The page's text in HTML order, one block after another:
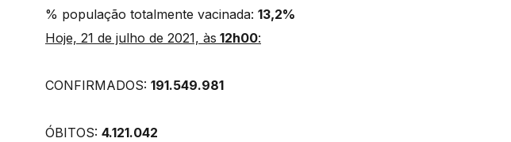
% população totalmente vacinada: 13,2%
Hoje, 21 de julho de 2021, às 12h00:
CONFIRMADOS: 191.549.981
ÓBITOS: 4.121.042